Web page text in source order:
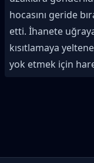
hocasını geride
etti. İhanete
kısıtlamaya
yok etmek için